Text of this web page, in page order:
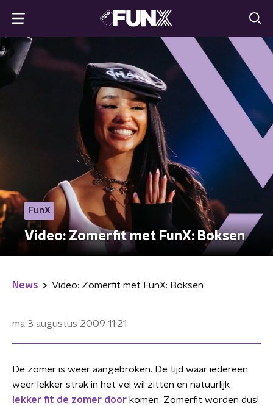
FunX
Video: Zomerfit met FunX: Boksen
News Video: Zomerfit met FunX: Boksen
ma 3 augustus 2009 11:21
De zomer is weer aangebroken. De tijd waar iedereen
weer lekker strak in het vel wil zitten en natuurlijk
lekker fit de zomer door komen. Zomerfit worden dus!